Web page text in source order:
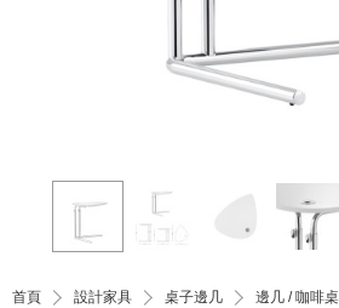
首頁 設計家具 桌子邊几 邊几 / 咖啡桌